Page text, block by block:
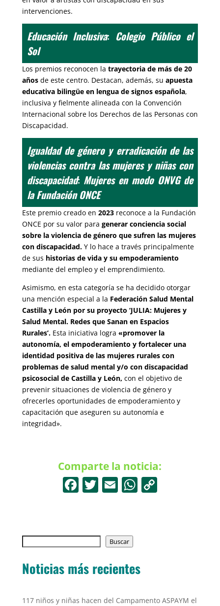
intervenciones.
Educación Inclusiva: Colegio Público el
Sol
Los premios reconocen la trayectoria de más de 20
años de este centro. Destacan, además, su apuesta
educativa bilingüe en lengua de signos española,
inclusiva y fielmente alineada con la Convención
Internacional sobre los Derechos de las Personas con
Discapacidad.
Igualdad de género y erradicación de las
violencias contra las mujeres y niñas con
discapacidad: Mujeres en modo ONVG de
la Fundación ONCE
Este premio creado en 2023 reconoce a la Fundación
ONCE por su valor para generar conciencia social
sobre la violencia de género que sufren las mujeres
con discapacidad.Y lo hace a través principalmente
de sus historias de vida y su empoderamiento
mediante del empleo y el emprendimiento.
Asimismo, en esta categoría se ha decidido otorgar
una mención especial a la Federación Salud Mental
Castilla y León por su proyecto ‘JULIA: Mujeres y
Salud Mental. Redes que Sanan en Espacios
Rurales’.Esta iniciativa logra «promover la
autonomía, el empoderamiento y fortalecer una
identidad positiva de las mujeres rurales con
problemas de salud mental y/o con discapacidad
psicosocial de Castilla y León, con el objetivo de
prevenir situaciones de violencia de género y
ofrecerles oportunidades de empoderamiento y
capacitación que aseguren su autonomía e
integridad».
Comparte la noticia:
F
e
b
o
o
k
T
er
E
l
W
p
p
Buscar
Noticias más recientes
117 niños y niñas hacen del Campamento ASPAYM el